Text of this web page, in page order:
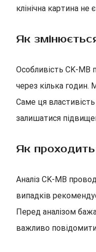
клінічна картина не
Як
Особливість CK-MB
через кілька годин.
Саме ця
залишатися
Як проходить
Аналіз CK-MB
випадків
Перед аналізом
важливо повідомити